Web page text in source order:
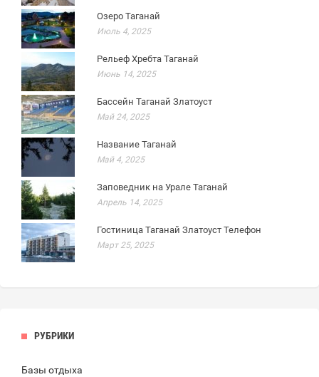
Озеро Таганай
Июль 4, 2025
Рельеф Хребта Таганай
Июнь 14, 2025
Бассейн Таганай Златоуст
Май 24, 2025
Название Таганай
Май 4, 2025
Заповедник на Урале Таганай
Апрель 14, 2025
Гостиница Таганай Златоуст Телефон
Март 25, 2025
РУБРИКИ
Базы отдыха